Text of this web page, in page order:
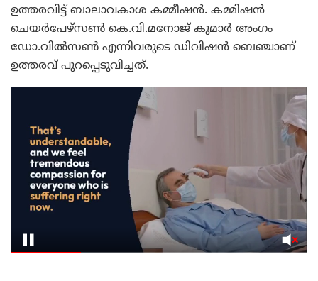
ഉത്തരവിട്ട് ബാലാവകാശ കമ്മീഷൻ. കമ്മിഷൻ
ചെയർപേഴ്‌സൺ കെ.വി.മനോജ് കുമാർ അംഗം
ഡോ.വിൽസൺ എന്നിവരുടെ ഡിവിഷൻ ബെഞ്ചാണ്
ഉത്തരവ് പുറപ്പെടുവിച്ചത്.